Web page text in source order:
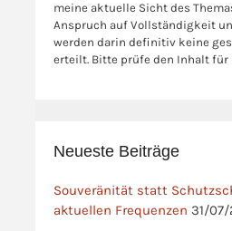
meine aktuelle Sicht des
Anspruch auf Vollständigkeit
werden darin definitiv keine
erteilt. Bitte prüfe den Inhalt für
Neueste Beiträge
Souveränität statt
aktuellen Frequenzen 31/